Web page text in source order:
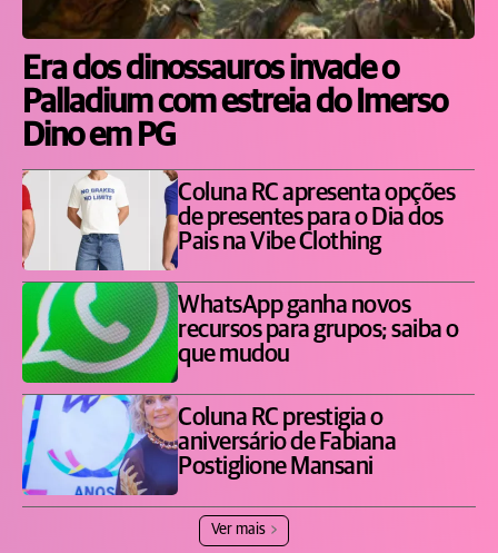
Era dos dinossauros invade o
Palladium com estreia do Imerso
Dino em PG
Coluna RC apresenta opções
de presentes para o Dia dos
Pais na Vibe Clothing
WhatsApp ganha novos
recursos para grupos; saiba o
que mudou
Coluna RC prestigia o
aniversário de Fabiana
Postiglione Mansani
Ver mais